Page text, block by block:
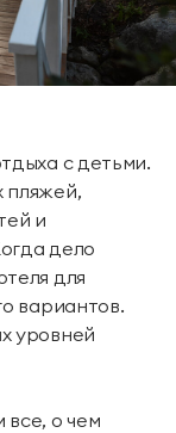
с детьми.
пляжей,
и
дело
для
вариантов.
уровней
о чем